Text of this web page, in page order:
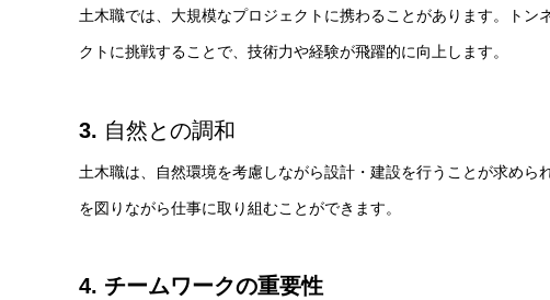
土木職では、大規模なプロジェクトに携わることがあります。ト
クトに挑戦することで、技術力や経験が飛躍的に向上します。
3. 自然との調和
土木職は、自然環境を考慮しながら設計・建設を行うことが求め
を図りながら仕事に取り組むことができます。
4. チームワークの重要性